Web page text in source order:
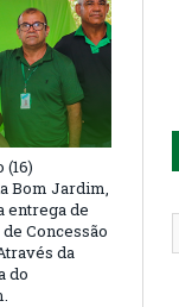
Bom Jardim,
entrega de
de Concessão
da
do